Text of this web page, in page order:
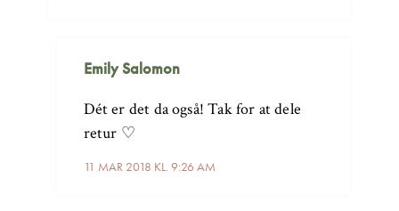
Emily Salomon
11 MAR 2018 KL. 9:26 AM
Dét er det da også! Tak for at dele
retur ♡